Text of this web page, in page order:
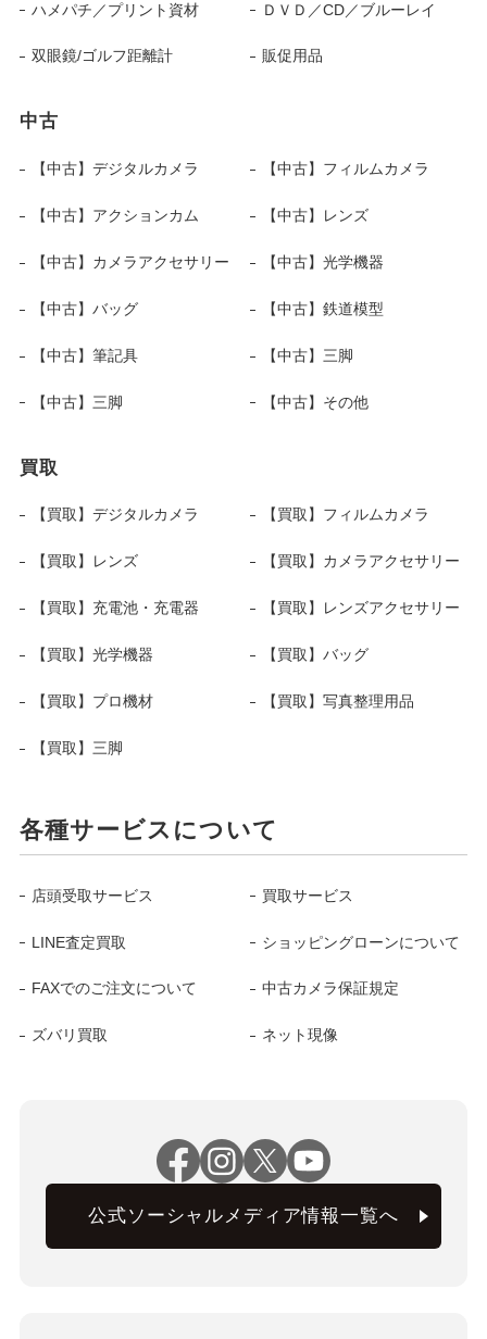
ハメパチ／プリント資材 ＤＶＤ／CD／ブルーレイ
双眼鏡/ゴルフ距離計 販促用品
中古
【中古】デジタルカメラ 【中古】フィルムカメラ
【中古】アクションカム 【中古】レンズ
【中古】カメラアクセサリー 【中古】光学機器
【中古】バッグ 【中古】鉄道模型
【中古】筆記具 【中古】三脚
【中古】三脚 【中古】その他
買取
【買取】デジタルカメラ 【買取】フィルムカメラ
【買取】レンズ 【買取】カメラアクセサリー
【買取】充電池・充電器 【買取】レンズアクセサリー
【買取】光学機器 【買取】バッグ
【買取】プロ機材 【買取】写真整理用品
【買取】三脚
各種サービスについて
店頭受取サービス 買取サービス
LINE査定買取 ショッピングローンについて
FAXでのご注文について 中古カメラ保証規定
ズバリ買取 ネット現像
公式ソーシャルメディア情報一覧へ